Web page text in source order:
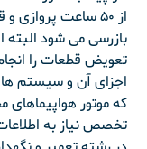
بازرسی می شود البته
تعویض قطعات را
اجزای آن و سیستم
که موتور
تخصص نیاز به